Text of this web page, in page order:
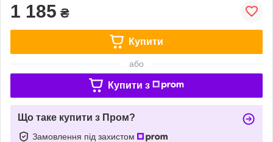
1 185 ₴
Купити
або
Купити з
Що таке купити з Пром?
Замовлення під захистом